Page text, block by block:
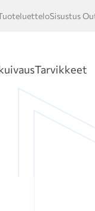
Sisustus
Tarvikkeet